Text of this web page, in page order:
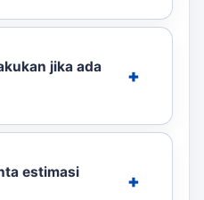
jika ada
estimasi